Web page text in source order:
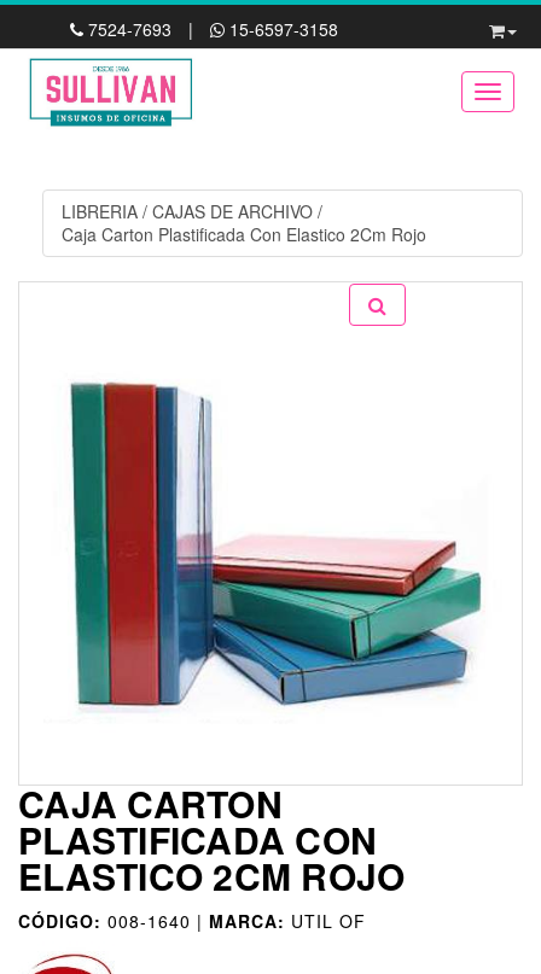
7524-7693 | 15-6597-3158
LIBRERIA / CAJAS DE ARCHIVO /
Caja Carton Plastificada Con Elastico 2Cm Rojo
CAJA CARTON
PLASTIFICADA CON
ELASTICO 2CM ROJO
CÓDIGO: 008-1640 | MARCA: UTIL OF